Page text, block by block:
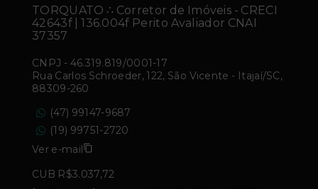
TORQUATO ∴ Corretor de Imóveis - CRECI
42643f | 136.004f Perito Avaliador CNAI
37357
CNPJ - 46.319.819/0001-17
Rua Carlos Schroeder, 122, São Vicente - Itajaí/SC,
88309-260
(47) 99147-9687
(19) 99751-2720
Ver e-mail
CUB R$3.037,72